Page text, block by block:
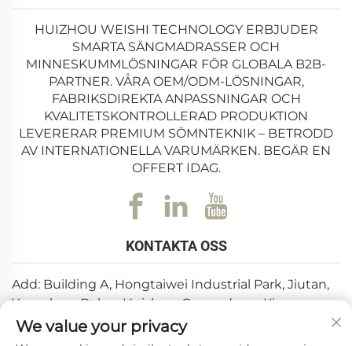
HUIZHOU WEISHI TECHNOLOGY ERBJUDER
SMARTA SÄNGMADRASSER OCH
MINNESKUMMLÖSNINGAR FÖR GLOBALA B2B-
PARTNER. VÅRA OEM/ODM-LÖSNINGAR,
FABRIKSDIREKTA ANPASSNINGAR OCH
KVALITETSKONTROLLERAD PRODUKTION
LEVERERAR PREMIUM SÖMNTEKNIK – BETRODD
AV INTERNATIONELLA VARUMÄRKEN. BEGÄR EN
OFFERT IDAG.
KONTAKTA OSS
Add: Building A, Hongtaiwei Industrial Park, Jiutan,
Yuanzhou, Boluo, Huizhou, Guangdong, Kina
E-post:[email protected]
We value your privacy